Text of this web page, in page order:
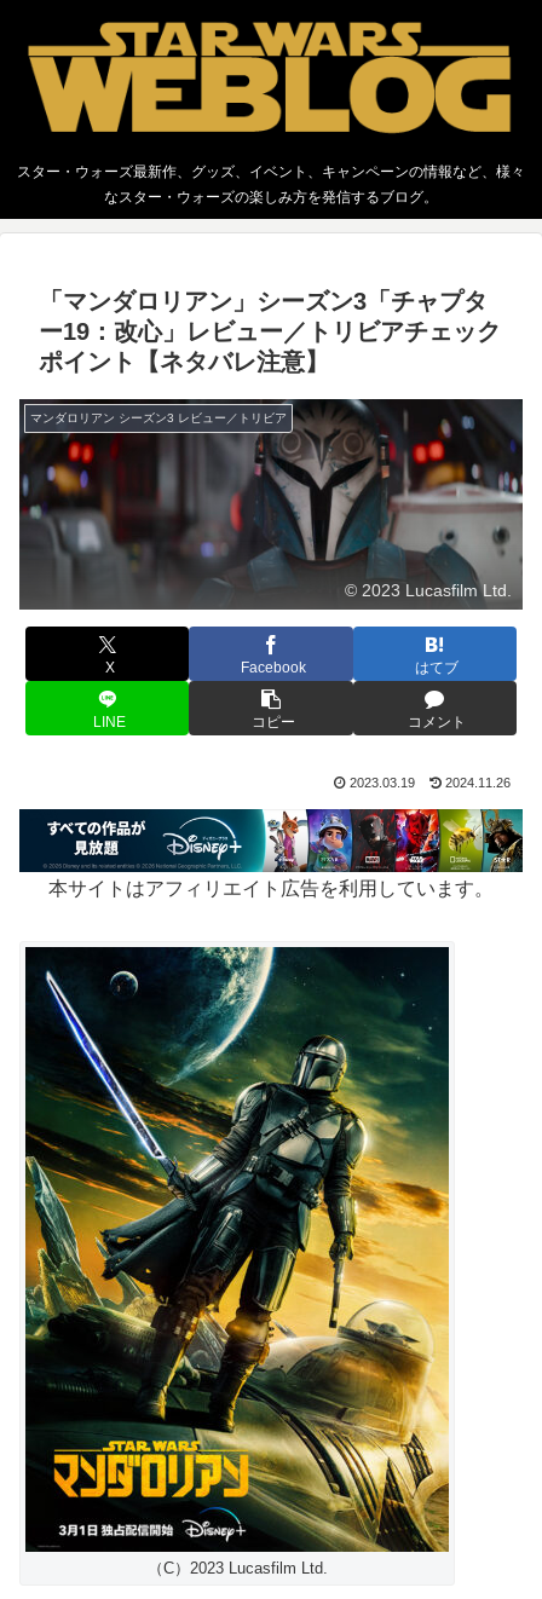
スター・ウォーズ最新作、グッズ、イベント、キャンペーンの情報など、様々
なスター・ウォーズの楽しみ方を発信するブログ。
「マンダロリアン」シーズン3「チャプタ
ー19：改心」レビュー／トリビアチェック
ポイント【ネタバレ注意】
マンダロリアン シーズン3 レビュー／トリビア
© 2023 Lucasfilm Ltd.
X Facebook はてブ
LINE コピー コメント
2023.03.19 2024.11.26
本サイトはアフィリエイト広告を利用しています。
（C）2023 Lucasfilm Ltd.